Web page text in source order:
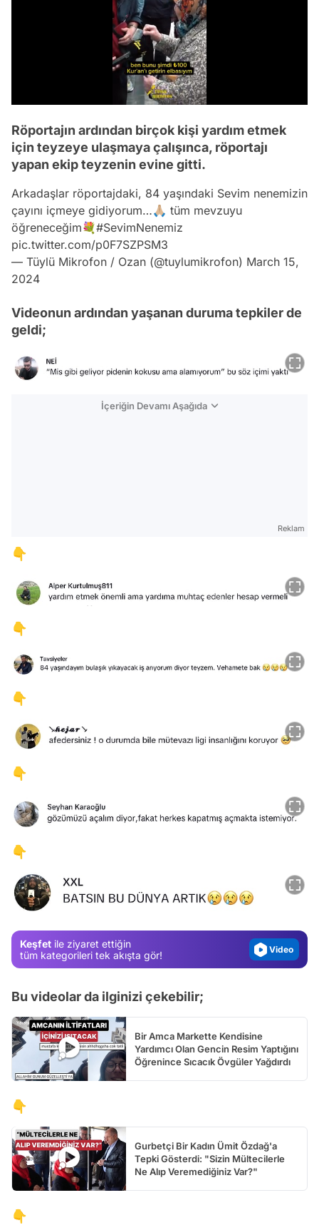
Röportajın ardından birçok kişi yardım etmek
için teyzeye ulaşmaya çalışınca, röportajı
yapan ekip teyzenin evine gitti.
Arkadaşlar röportajdaki, 84 yaşındaki Sevim nenemizin
çayını içmeye gidiyorum…🙏🏼 tüm mevzuyu
öğreneceğim💐#SevimNenemiz
pic.twitter.com/p0F7SZPSM3
— Tüylü Mikrofon / Ozan (@tuylumikrofon) March 15,
2024
Videonun ardından yaşanan duruma tepkiler de
geldi;
İçeriğin Devamı Aşağıda
Reklam
👇
👇
👇
👇
👇
Keşfet ile ziyaret ettiğin
tüm kategorileri tek akışta gör!
Test
Video
Bu videolar da ilginizi çekebilir;
Bir Amca Markette Kendisine
Yardımcı Olan Gencin Resim Yaptığını
Öğrenince Sıcacık Övgüler Yağdırdı
👇
Gurbetçi Bir Kadın Ümit Özdağ'a
Tepki Gösterdi: "Sizin Mültecilerle
Ne Alıp Veremediğiniz Var?"
👇